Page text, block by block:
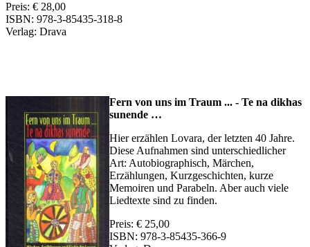
Preis: € 28,00
ISBN: 978-3-85435-318-8
Verlag: Drava
Fern von uns im Traum ... - Te na dikhas
sunende …
Hier erzählen Lovara, der letzten 40 Jahre.
Diese Aufnahmen sind unterschiedlicher
Art: Autobiographisch, Märchen,
Erzählungen, Kurzgeschichten, kurze
Memoiren und Parabeln. Aber auch viele
Liedtexte sind zu finden.
Preis: € 25,00
ISBN: 978-3-85435-366-9